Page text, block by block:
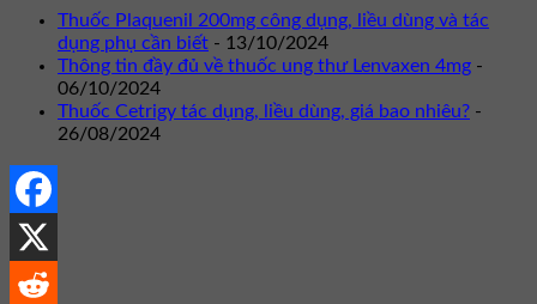
Thuốc Plaquenil 200mg công dụng, liều dùng và tác
dụng phụ cần biết - 13/10/2024
Thông tin đầy đủ về thuốc ung thư Lenvaxen 4mg -
06/10/2024
Thuốc Cetrigy tác dụng, liều dùng, giá bao nhiêu? -
26/08/2024